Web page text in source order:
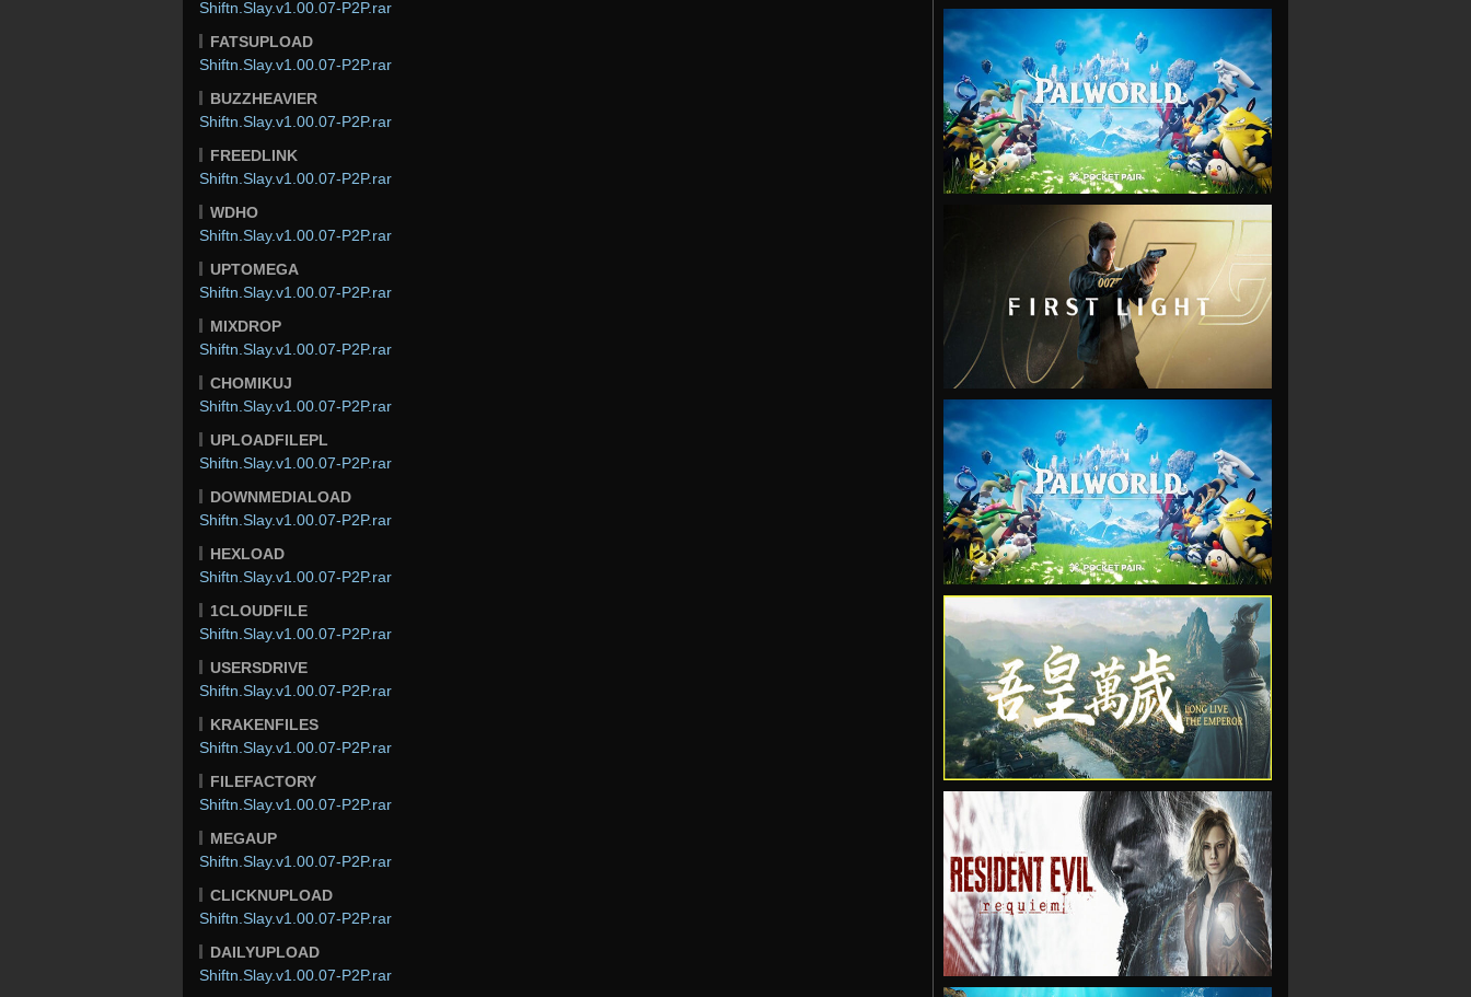
Shiftn.Slay.v1.00.07-P2P.rar
FATSUPLOAD
Shiftn.Slay.v1.00.07-P2P.rar
BUZZHEAVIER
Shiftn.Slay.v1.00.07-P2P.rar
FREEDLINK
Shiftn.Slay.v1.00.07-P2P.rar
WDHO
Shiftn.Slay.v1.00.07-P2P.rar
UPTOMEGA
Shiftn.Slay.v1.00.07-P2P.rar
MIXDROP
Shiftn.Slay.v1.00.07-P2P.rar
CHOMIKUJ
Shiftn.Slay.v1.00.07-P2P.rar
UPLOADFILEPL
Shiftn.Slay.v1.00.07-P2P.rar
DOWNMEDIALOAD
Shiftn.Slay.v1.00.07-P2P.rar
HEXLOAD
Shiftn.Slay.v1.00.07-P2P.rar
1CLOUDFILE
Shiftn.Slay.v1.00.07-P2P.rar
USERSDRIVE
Shiftn.Slay.v1.00.07-P2P.rar
KRAKENFILES
Shiftn.Slay.v1.00.07-P2P.rar
FILEFACTORY
Shiftn.Slay.v1.00.07-P2P.rar
MEGAUP
Shiftn.Slay.v1.00.07-P2P.rar
CLICKNUPLOAD
Shiftn.Slay.v1.00.07-P2P.rar
DAILYUPLOAD
Shiftn.Slay.v1.00.07-P2P.rar
VIEW
VIEW
VIEW
VIEW
VIEW